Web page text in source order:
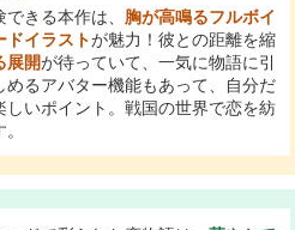
きる本作は、 胸が高鳴るフルボイ
ドイラストが魅力！彼との距離を縮
展開が待っていて、一気に物語に引
めるアバター機能もあって、自分だ
いポイント。戦国の世界で恋を紡